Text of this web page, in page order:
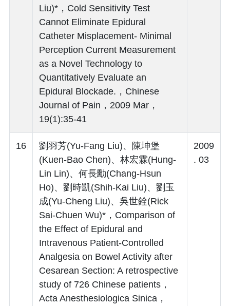
Liu)*，Cold Sensitivity Test
Cannot Eliminate Epidural
Catheter Misplacement- Minimal
Perception Current Measurement
as a Novel Technology to
Quantitatively Evaluate an
Epidural Blockade.，Chinese
Journal of Pain，2009 Mar，
19(1):35-41
16
劉羽芳(Yu-Fang Liu)、陳坤堡
(Kuen-Bao Chen)、林宏霖(Hung-
Lin Lin)、何長勳(Chang-Hsun
Ho)、劉時凱(Shih-Kai Liu)、劉玉
成(Yu-Cheng Liu)、吳世銓(Rick
Sai-Chuen Wu)*，Comparison of
the Effect of Epidural and
Intravenous Patient-Controlled
Analgesia on Bowel Activity after
Cesarean Section: A retrospective
study of 726 Chinese patients，
Acta Anesthesiologica Sinica，
2009
. 03